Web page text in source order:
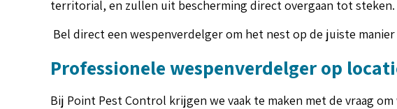
territorial, en zullen uit bescherming direct overgaan tot steken.
Bel direct een wespenverdelger om het nest op de juiste
Professionele wespenverdelger op
Bij Point Pest Control krijgen we vaak te maken met de vraag